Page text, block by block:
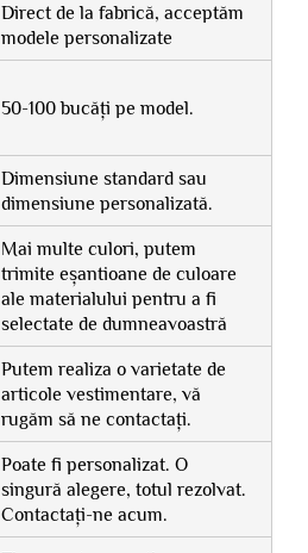
Direct de la fabrică, acceptăm
modele personalizate
50-100 bucăți pe model.
Dimensiune standard sau
dimensiune personalizată.
Mai multe culori, putem
trimite eșantioane de culoare
ale materialului pentru a fi
selectate de dumneavoastră
Putem realiza o varietate de
articole vestimentare, vă
rugăm să ne contactați.
Poate fi personalizat. O
singură alegere, totul rezolvat.
Contactați-ne acum.